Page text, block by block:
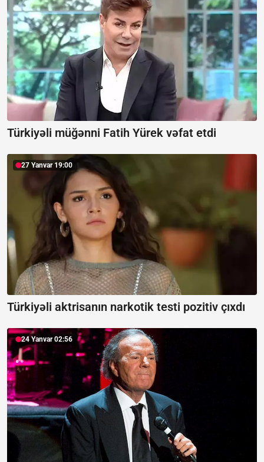
Türkiyəli müğənni Fatih Yürek vəfat etdi
27 Yanvar 19:00
Türkiyəli aktrisanın narkotik testi pozitiv çıxdı
24 Yanvar 02:56